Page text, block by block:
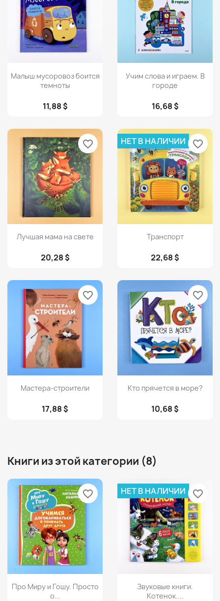
Просмотр
Малыш мусоровоз боится
темноты
11,88 $
Просмотр
Учим слова и играем. В
городе
16,68 $
Просмотр
Лучшая мама на свете
20,28 $
favorite_border
Просмотр
Транспорт
22,68 $
НЕТ В НАЛИЧИИ favorite_border
Просмотр
Мастера-строители
17,88 $
favorite_border
Просмотр
Кто прячется в море?
10,68 $
favorite_border
Книги из этой категории (8)
Просмотр
Про Миру и Гошу. Просто
о...
favorite_border
Просмотр
Звуковые книги.
Котенок....
НЕТ В НАЛИЧИИ favorite_border